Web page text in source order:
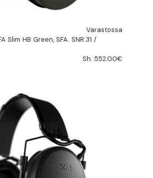
Varastossa
Slim HB Green, SFA. SNR:31 /
Sh. 552.00€